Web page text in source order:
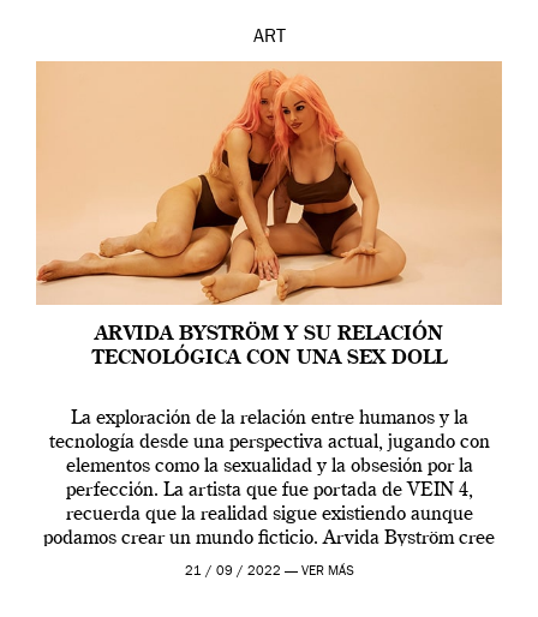
ART
ARVIDA BYSTRÖM Y SU RELACIÓN
TECNOLÓGICA CON UNA SEX DOLL
La exploración de la relación entre humanos y la
tecnología desde una perspectiva actual, jugando con
elementos como la sexualidad y la obsesión por la
perfección. La artista que fue portada de VEIN 4,
recuerda que la realidad sigue existiendo aunque
podamos crear un mundo ficticio. Arvida Byström cree
que los humanos tienen un complejo […]
21 / 09 / 2022 — VER MÁS